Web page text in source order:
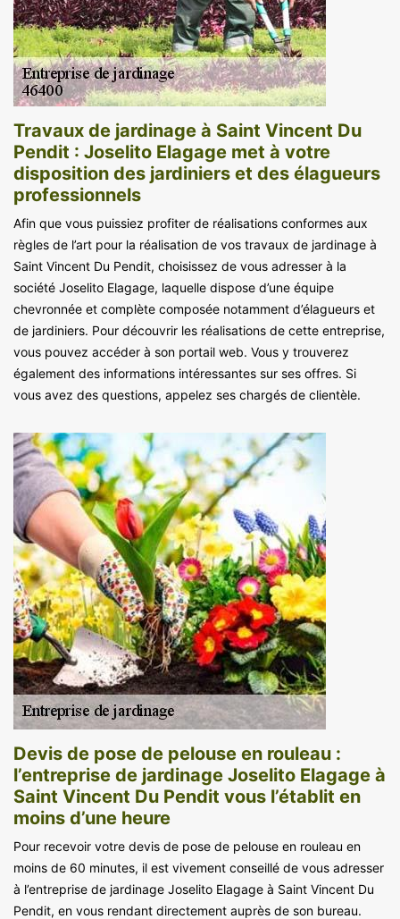
Travaux de jardinage à Saint Vincent Du
Pendit : Joselito Elagage met à votre
disposition des jardiniers et des élagueurs
professionnels
Afin que vous puissiez profiter de réalisations conformes aux
règles de l’art pour la réalisation de vos travaux de jardinage à
Saint Vincent Du Pendit, choisissez de vous adresser à la
société Joselito Elagage, laquelle dispose d’une équipe
chevronnée et complète composée notamment d’élagueurs et
de jardiniers. Pour découvrir les réalisations de cette entreprise,
vous pouvez accéder à son portail web. Vous y trouverez
également des informations intéressantes sur ses offres. Si
vous avez des questions, appelez ses chargés de clientèle.
Devis de pose de pelouse en rouleau :
l’entreprise de jardinage Joselito Elagage à
Saint Vincent Du Pendit vous l’établit en
moins d’une heure
Pour recevoir votre devis de pose de pelouse en rouleau en
moins de 60 minutes, il est vivement conseillé de vous adresser
à l’entreprise de jardinage Joselito Elagage à Saint Vincent Du
Pendit, en vous rendant directement auprès de son bureau.